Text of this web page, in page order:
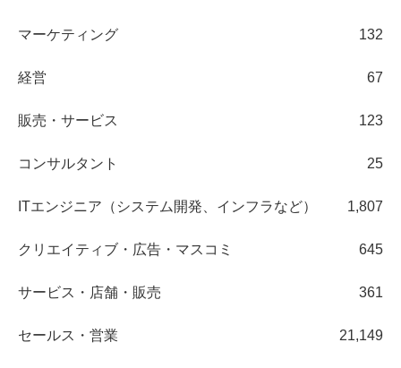
マーケティング 132
経営 67
販売・サービス 123
コンサルタント 25
ITエンジニア（システム開発、インフラなど） 1,807
クリエイティブ・広告・マスコミ 645
サービス・店舗・販売 361
セールス・営業 21,149